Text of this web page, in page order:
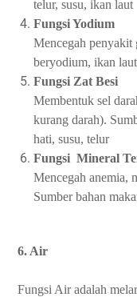
telur, susu, ikan laut
Fungsi Yodium
Mencegah penyakit
beryodium, ikan
Fungsi Zat Besi
Membentuk sel
kurang darah).
hati, susu, telur
Fungsi Mineral
Mencegah anemia,
Sumber bahan
6. Air
Fungsi Air adalah